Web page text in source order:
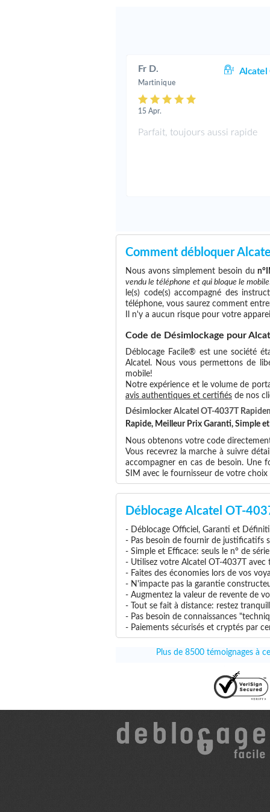
Fr D. Alcatel
Martinique
15 Apr.
Parfait, toujours aussi rapide
Comment débloquer
Nous avons simplement besoin du
vendu le téléphone et qui bloque le mobile
le(s) code(s) accompagné des
téléphone, vous saurez comment
Il n'y a aucun risque pour votre
Code de Désimlockage pour
Déblocage Facile® est une société
Alcatel. Nous vous permettons de
mobile!
Notre expérience et le volume de
avis authentiques et certifiés de nos
Désimlocker Alcatel OT-4037T
Rapide, Meilleur Prix Garanti, Simple
Nous obtenons votre code
Vous recevrez la marche à suivre
accompagner en cas de besoin. Une
SIM avec le fournisseur de votre
Déblocage Alcatel OT-
- Déblocage Officiel, Garanti et
- Pas besoin de fournir de justificatifs
- Simple et Efficace: seuls le n° de
- Utilisez votre Alcatel OT-4037T
- Faites des économies lors de vos
- N'impacte pas la garantie
- Augmentez la valeur de revente de
- Tout se fait à distance: restez
- Pas besoin de connaissances
- Paiements sécurisés et cryptés par
Plus de 8500 témoignages à